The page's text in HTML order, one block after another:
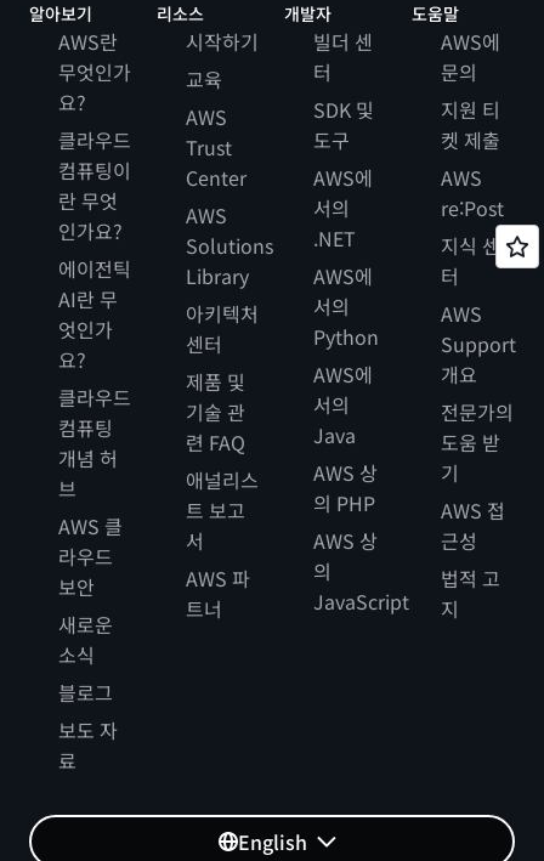
알아보기
AWS란
무엇인가
요?
클라우드
컴퓨팅이
란 무엇
인가요?
에이전틱
AI란 무
엇인가
요?
클라우드
컴퓨팅
개념 허
브
AWS 클
라우드
보안
새로운
소식
블로그
보도 자
료
리소스
시작하기
교육
AWS
Trust
Center
AWS
Solutions
Library
아키텍처
센터
제품 및
기술 관
련 FAQ
애널리스
트 보고
서
AWS 파
트너
개발자
빌더 센
터
SDK 및
도구
AWS에
서의
.NET
AWS에
서의
Python
AWS에
서의
Java
AWS 상
의 PHP
AWS 상
의
JavaScript
도움말
AWS에
문의
지원 티
켓 제출
AWS
re:Post
지식 센
터
AWS
Support
개요
전문가의
도움 받
기
AWS 접
근성
법적 고
지
English